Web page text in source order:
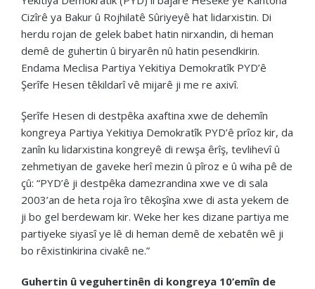
Cizîrê ya Bakur û Rojhilatê Sûriyeyê hat lidarxistin. Di
herdu rojan de gelek babet hatin nirxandin, di heman
demê de guhertin û biryarên nû hatin pesendkirin.
Endama Meclisa Partiya Yekitiya Demokratîk PYD’ê
Şerîfe Hesen têkildarî vê mijarê ji me re axivî.
Şerîfe Hesen di destpêka axaftina xwe de dehemîn
kongreya Partiya Yekitiya Demokratîk PYD’ê prîoz kir, da
zanîn ku lidarxistina kongreyê di rewşa êrîş, tevlihevî û
zehmetiyan de gaveke herî mezin û pîroz e û wiha pê de
çû: “PYD’ê ji destpêka damezrandina xwe ve di sala
2003’an de heta roja îro têkoşîna xwe di asta yekem de
ji bo gel berdewam kir. Weke her kes dizane partiya me
partiyeke siyasî ye lê di heman demê de xebatên wê ji
bo rêxistinkirina civakê ne.”
Guhertin û veguhertinên di kongreya 10’emîn de